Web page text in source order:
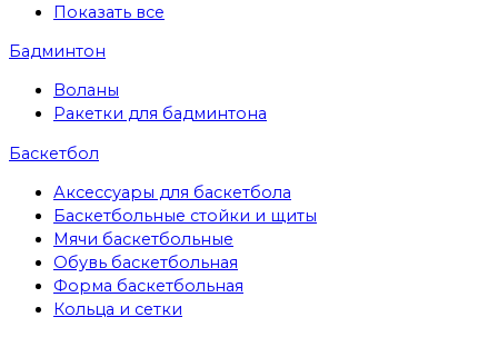
Показать все
Бадминтон
Воланы
Ракетки для бадминтона
Баскетбол
Аксессуары для баскетбола
Баскетбольные стойки и щиты
Мячи баскетбольные
Обувь баскетбольная
Форма баскетбольная
Кольца и сетки